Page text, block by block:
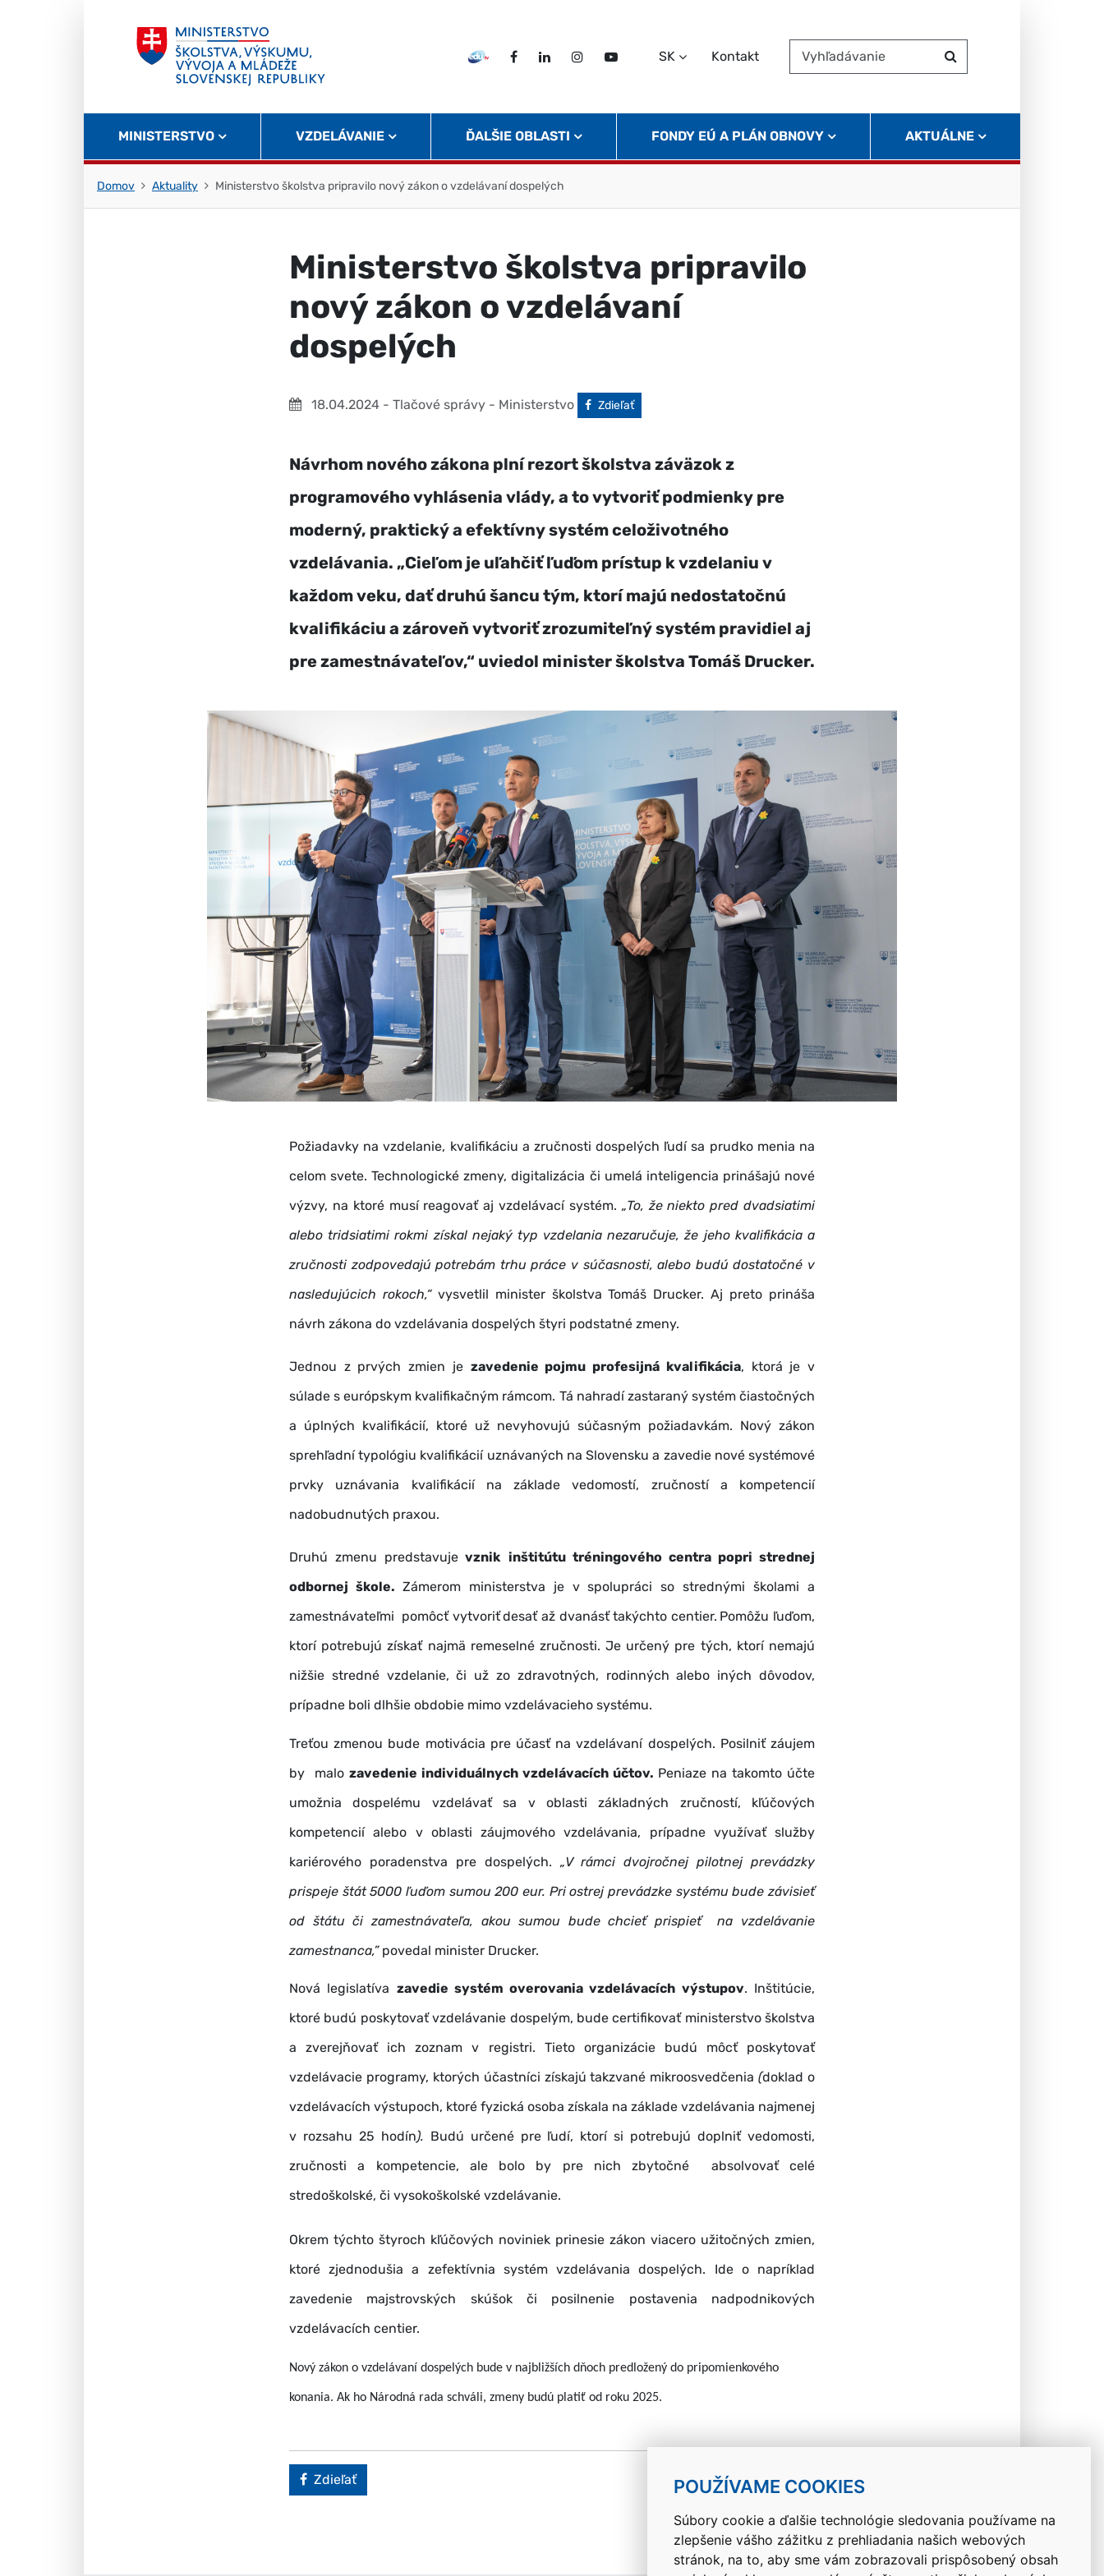
POUŽÍVAME COOKIES
Súbory cookie a ďalšie technológie sledovania používame na
zlepšenie vášho zážitku z prehliadania našich webových
stránok, na to, aby sme vám zobrazovali prispôsobený obsah
EDU TVFacebookLinkedInInstagram
Twitter
SK Kontakt
Vyhľadávanie
Hľadať
MINISTERSTVO VZDELÁVANIE ĎALŠIE OBLASTI FONDY EÚ A PLÁN OBNOVY AKTUÁLNE
Domov Aktuality Ministerstvo školstva pripravilo nový zákon o vzdelávaní dospelých
Ministerstvo školstva pripravilo
nový zákon o vzdelávaní
dospelých
18.04.2024 - Tlačové správy - Ministerstvo Facebook
Zdieľať
Návrhom nového zákona plní rezort školstva záväzok z
programového vyhlásenia vlády, a to vytvoriť podmienky pre
moderný, praktický a efektívny systém celoživotného
vzdelávania. „Cieľom je uľahčiť ľuďom prístup k vzdelaniu v
každom veku, dať druhú šancu tým, ktorí majú nedostatočnú
kvalifikáciu a zároveň vytvoriť zrozumiteľný systém pravidiel aj
pre zamestnávateľov,“ uviedol minister školstva Tomáš Drucker.
Požiadavky na vzdelanie, kvalifikáciu a zručnosti dospelých ľudí sa prudko menia na
celom svete. Technologické zmeny, digitalizácia či umelá inteligencia prinášajú nové
výzvy, na ktoré musí reagovať aj vzdelávací systém. „To, že niekto pred dvadsiatimi
alebo tridsiatimi rokmi získal nejaký typ vzdelania nezaručuje, že jeho kvalifikácia a
zručnosti zodpovedajú potrebám trhu práce v súčasnosti, alebo budú dostatočné v
nasledujúcich rokoch,“vysvetlil minister školstva Tomáš Drucker. Aj preto prináša
návrh zákona do vzdelávania dospelých štyri podstatné zmeny.
Jednou z prvých zmien je zavedenie pojmu profesijná kvalifikácia, ktorá je v
súlade s európskym kvalifikačným rámcom. Tá nahradí zastaraný systém čiastočných
a úplných kvalifikácií, ktoré už nevyhovujú súčasným požiadavkám. Nový zákon
sprehľadní typológiu kvalifikácií uznávaných na Slovensku a zavedie nové systémové
prvky uznávania kvalifikácií na základe vedomostí, zručností a kompetencií
nadobudnutých praxou.
Druhú zmenu predstavuje vznik inštitútu tréningového centra popri strednej
odbornej škole. Zámerom ministerstva je v spolupráci so strednými školami a
zamestnávateľmi pomôcť vytvoriťdesať až dvanásť takýchto centier. Pomôžu ľuďom,
ktorí potrebujú získať najmä remeselné zručnosti. Je určený pre tých, ktorí nemajú
nižšie stredné vzdelanie, či už zo zdravotných, rodinných alebo iných dôvodov,
prípadne boli dlhšie obdobie mimo vzdelávacieho systému.
Treťou zmenou bude motivácia pre účasť na vzdelávaní dospelých. Posilniť záujem
by malo zavedenie individuálnych vzdelávacích účtov. Peniaze na takomto účte
umožnia dospelému vzdelávať sa v oblasti základných zručností, kľúčových
kompetencií alebo v oblasti záujmového vzdelávania, prípadne využívať služby
kariérového poradenstva pre dospelých. „V rámci dvojročnej pilotnej prevádzky
prispeje štát 5000 ľuďom sumou 200 eur. Pri ostrej prevádzke systému bude závisieť
od štátu či zamestnávateľa, akou sumou bude chcieť prispieť na vzdelávanie
zamestnanca,”povedal minister Drucker.
Nová legislatíva zavedie systém overovania vzdelávacích výstupov. Inštitúcie,
ktoré budú poskytovať vzdelávanie dospelým, bude certifikovať ministerstvo školstva
a zverejňovať ich zoznam v registri. Tieto organizácie budú môcť poskytovať
vzdelávacie programy, ktorých účastníci získajú takzvané mikroosvedčenia(doklad o
vzdelávacích výstupoch, ktoré fyzická osoba získala na základe vzdelávania najmenej
v rozsahu 25 hodín). Budú určené pre ľudí, ktorí si potrebujú doplniť vedomosti,
zručnosti a kompetencie, ale bolo by pre nich zbytočné absolvovať celé
stredoškolské, či vysokoškolské vzdelávanie.
Okrem týchto štyroch kľúčových noviniek prinesie zákon viacero užitočných zmien,
ktoré zjednodušia a zefektívnia systém vzdelávania dospelých. Ide o napríklad
zavedenie majstrovských skúšok či posilnenie postavenia nadpodnikových
vzdelávacích centier.
Nový zákon o vzdelávaní dospelých bude v najbližších dňoch predložený do pripomienkového
konania. Ak ho Národná rada schváli, zmeny budú platiť od roku 2025.
Facebook
Zdieľať
Návrat hore